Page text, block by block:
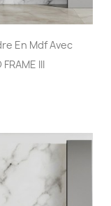
En Mdf Avec
III